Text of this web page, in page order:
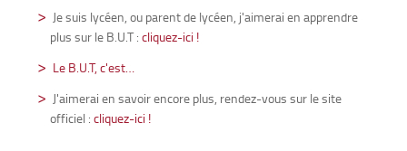
Je suis lycéen, ou parent de lycéen, j'aimerai en apprendre
plus sur le B.U.T : cliquez-ici !
Le B.U.T, c'est…
J'aimerai en savoir encore plus, rendez-vous sur le site
officiel : cliquez-ici !